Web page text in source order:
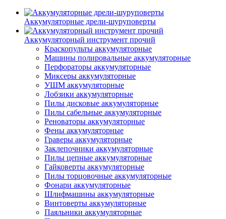
Аккумуляторные дрели-шуруповерты
Аккумуляторный инструмент прочий
Краскопульты аккумуляторные
Машины полировальные аккумуляторные
Перфораторы аккумуляторные
Миксеры аккумуляторные
УШМ аккумуляторные
Лобзики аккумуляторные
Пилы дисковые аккумуляторные
Пилы сабельные аккумуляторные
Реноваторы аккумуляторные
Фены аккумуляторные
Граверы аккумуляторные
Заклепочники аккумуляторные
Пилы цепные аккумуляторные
Гайковерты аккумуляторные
Пилы торцовочные аккумуляторные
Фонари аккумуляторные
Шлифмашины аккумуляторные
Винтоверты аккумуляторные
Паяльники аккумуляторные